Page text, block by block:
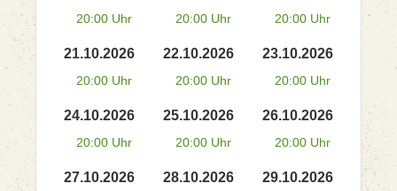
20:00 Uhr 20:00 Uhr 20:00 Uhr
21.10.2026
20:00 Uhr
22.10.2026
20:00 Uhr
23.10.2026
20:00 Uhr
24.10.2026
20:00 Uhr
25.10.2026
20:00 Uhr
26.10.2026
20:00 Uhr
27.10.2026 28.10.2026 29.10.2026